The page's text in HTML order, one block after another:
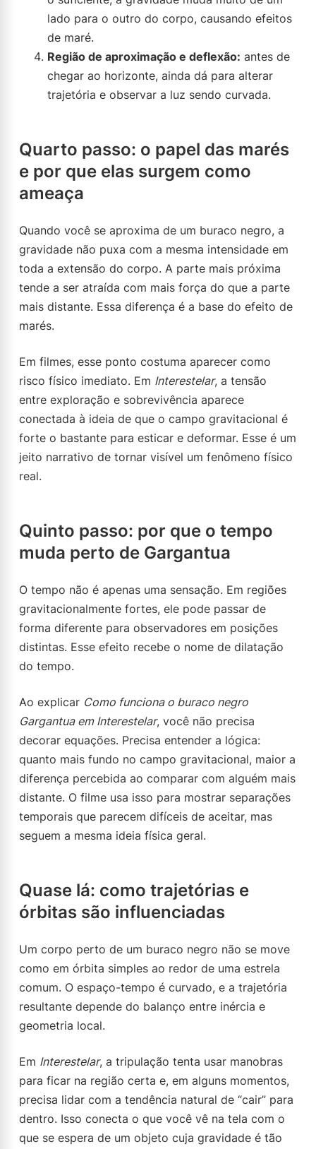
lado para o outro do corpo, causando efeitos
de maré.
Região de aproximação e deflexão: antes de
chegar ao horizonte, ainda dá para alterar
trajetória e observar a luz sendo curvada.
Quarto passo: o papel das marés
e por que elas surgem como
ameaça
Quando você se aproxima de um buraco negro, a
gravidade não puxa com a mesma intensidade em
toda a extensão do corpo. A parte mais próxima
tende a ser atraída com mais força do que a parte
mais distante. Essa diferença é a base do efeito de
marés.
Em filmes, esse ponto costuma aparecer como
risco físico imediato. Em Interestelar, a tensão
entre exploração e sobrevivência aparece
conectada à ideia de que o campo gravitacional é
forte o bastante para esticar e deformar. Esse é um
jeito narrativo de tornar visível um fenômeno físico
real.
Quinto passo: por que o tempo
muda perto de Gargantua
O tempo não é apenas uma sensação. Em regiões
gravitacionalmente fortes, ele pode passar de
forma diferente para observadores em posições
distintas. Esse efeito recebe o nome de dilatação
do tempo.
Ao explicar Como funciona o buraco negro
Gargantua em Interestelar, você não precisa
decorar equações. Precisa entender a lógica:
quanto mais fundo no campo gravitacional, maior a
diferença percebida ao comparar com alguém mais
distante. O filme usa isso para mostrar separações
temporais que parecem difíceis de aceitar, mas
seguem a mesma ideia física geral.
Quase lá: como trajetórias e
órbitas são influenciadas
Um corpo perto de um buraco negro não se move
como em órbita simples ao redor de uma estrela
comum. O espaço-tempo é curvado, e a trajetória
resultante depende do balanço entre inércia e
geometria local.
Em Interestelar, a tripulação tenta usar manobras
para ficar na região certa e, em alguns momentos,
precisa lidar com a tendência natural de “cair” para
dentro. Isso conecta o que você vê na tela com o
que se espera de um objeto cuja gravidade é tão